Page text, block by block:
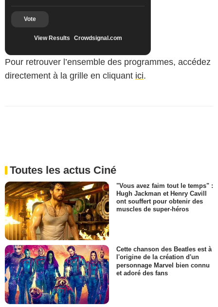
Vote
View Results Crowdsignal.com
Pour retrouver l’ensemble des programmes, accédez
directement à la grille en cliquant ici.
Toutes les actus Ciné
"Vous avez faim tout le temps" :
Hugh Jackman et Henry Cavill
ont souffert pour obtenir des
muscles de super-héros
Cette chanson des Beatles est à
l'origine de la création d'un
personnage Marvel bien connu
et adoré des fans